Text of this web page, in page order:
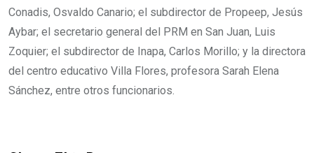
Conadis, Osvaldo Canario; el subdirector de Propeep, Jesús
Aybar; el secretario general del PRM en San Juan, Luis
Zoquier; el subdirector de Inapa, Carlos Morillo; y la directora
del centro educativo Villa Flores, profesora Sarah Elena
Sánchez, entre otros funcionarios.